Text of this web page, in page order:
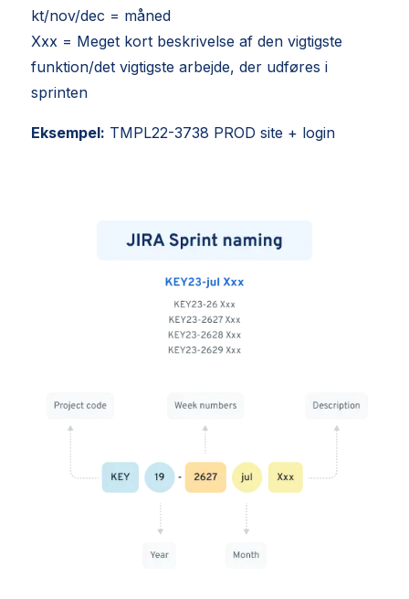
kt/nov/dec = måned
Xxx = Meget kort beskrivelse af den vigtigste
funktion/det vigtigste arbejde, der udføres i
sprinten
Eksempel: TMPL22-3738 PROD site + login